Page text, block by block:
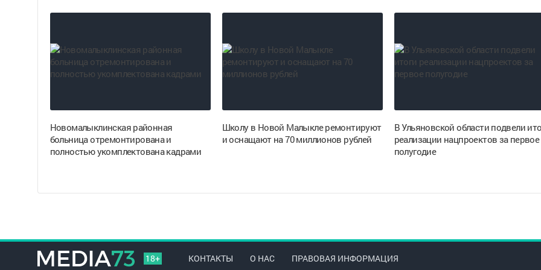
Новомалыклинская районная
больница отремонтирована и
полностью укомплектована кадрами
Школу в Новой Малыкле ремонтируют
и оснащают на 70 миллионов рублей
В Ульяновской области подвели
реализации нацпроектов за первое
полугодие
18+ КОНТАКТЫ О НАС ПРАВОВАЯ ИНФОРМАЦИЯ